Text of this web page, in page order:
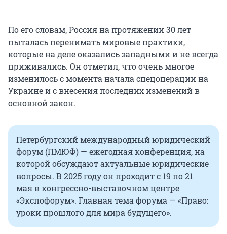
По его словам, Россия на протяжении 30 лет
пыталась перенимать мировые практики,
которые на деле оказались западными и не всегда
приживались. Он отметил, что очень многое
изменилось с момента начала спецоперации на
Украине и с внесения последних изменений в
основной закон.
Петербургский международный юридический
форум (ПМЮФ) — ежегодная конференция, на
которой обсуждают актуальные юридические
вопросы. В 2025 году он проходит с 19 по 21
мая в конгрессно-выставочном центре
«Экспофорум». Главная тема форума — «Право:
уроки прошлого для мира будущего».